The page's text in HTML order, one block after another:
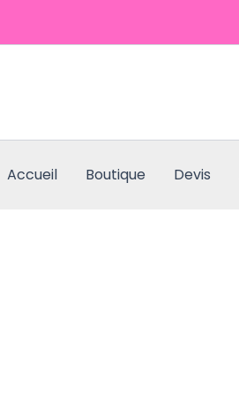
Accueil Boutique Devis